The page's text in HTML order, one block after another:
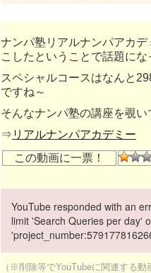
ナンパ塾リアルナンパアカ
こしたということで話題にな
スペシャルコースはなんと
ですね～
そんなナンパ塾の講座を覗い
⇒ リアルナンパアカデミー
この動画に一票！
YouTube responded with an
limit 'Search Queries per day'
（※削除等でYouTubeに関連する